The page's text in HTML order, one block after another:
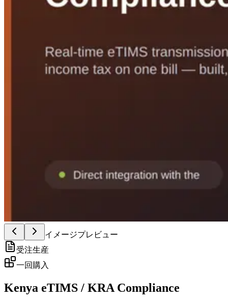
イメージプレビュー
受注生産
一回購入
Kenya eTIMS / KRA Compliance